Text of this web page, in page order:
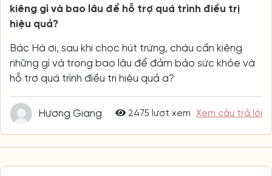
kiêng gì và bao lâu để hỗ trợ quá trình điều trị
hiệu quả?
Bác Hà ơi, sau khi chọc hút trứng, cháu cần kiêng
những gì và trong bao lâu để đảm bảo sức khỏe và
hỗ trợ quá trình điều trị hiệu quả ạ?
Hương Giang 2475 lượt xem Xem câu trả lời